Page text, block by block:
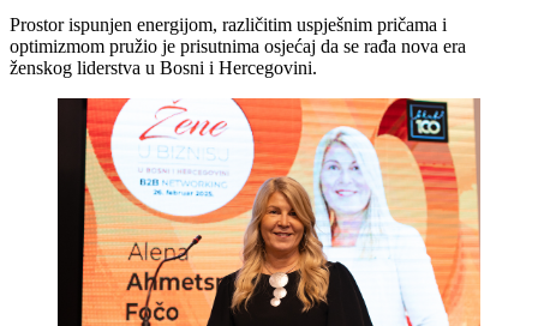
Prostor ispunjen energijom, različitim uspješnim pričama i
optimizmom pružio je prisutnima osjećaj da se rađa nova era
ženskog liderstva u Bosni i Hercegovini.